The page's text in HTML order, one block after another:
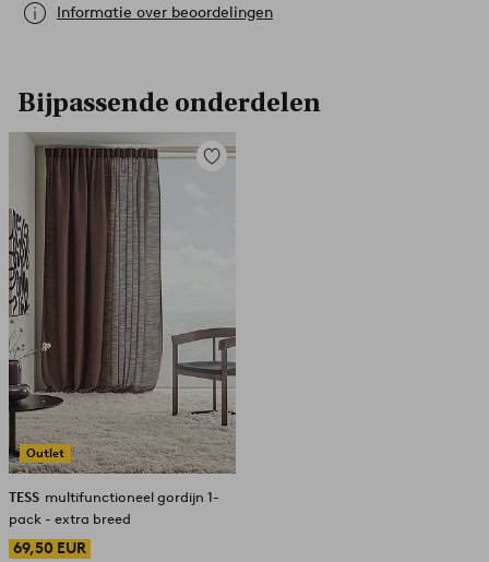
Informatie over beoordelingen
Bijpassende onderdelen
Outlet
Toevoegen
TESS multifunctioneel gordijn 1-
pack - extra breed
69,50 EUR